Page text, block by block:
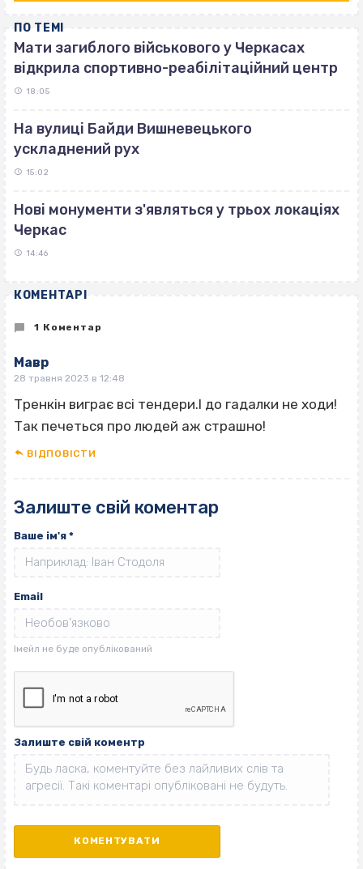
ПО ТЕМІ
Мати загиблого військового у Черкасах
відкрила спортивно-реабілітаційний центр
18:05
На вулиці Байди Вишневецького
ускладнений рух
15:02
Нові монументи з'являться у трьох локаціях
Черкас
14:46
КОМЕНТАРІ
1 Коментар
Мавр
28 травня 2023 в 12:48
Тренкін виграє всі тендери.І до гадалки не ходи!
Так печеться про людей аж страшно!
ВІДПОВІCТИ
Залиште свій коментар
Ваше ім'я *
Email
Залиште свій коментр